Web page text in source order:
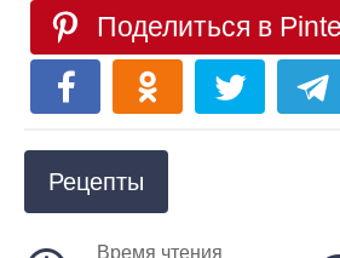
Поделиться в
Рецепты
Время чтения